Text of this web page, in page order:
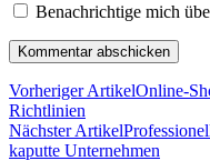
Benachrichtige mich
Vorheriger ArtikelOnline-
Richtlinien
Nächster Artikel
kaputte Unternehmen